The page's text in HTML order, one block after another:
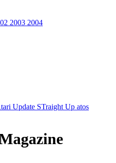
2003 2004
Update STraight Up atos